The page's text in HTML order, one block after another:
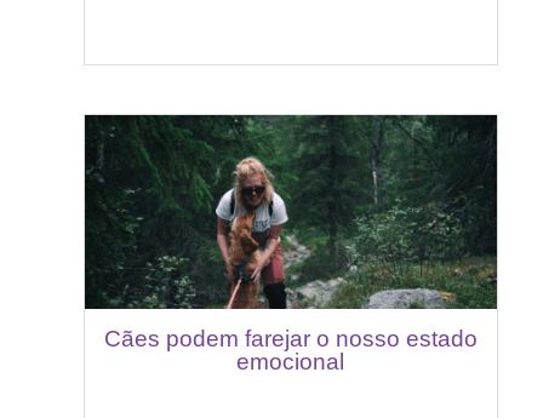
Cães podem farejar o nosso estado
emocional